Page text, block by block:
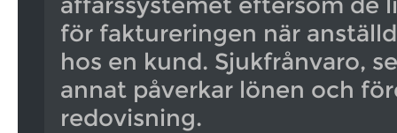
för faktureringen när
hos en kund. Sjukfrånvaro,
annat påverkar lönen och
redovisning.